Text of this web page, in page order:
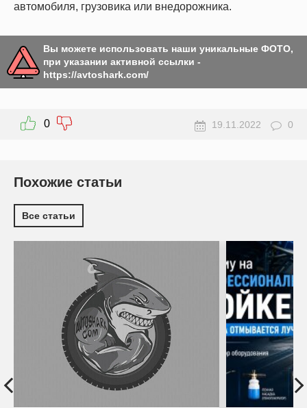
автомобиля, грузовика или внедорожника.
Вы можете использовать наши уникальные ФОТО,
при указании активной ссылки -
https://avtoshark.com/
0 19.11.2022 0
Похожие статьи
Все статьи